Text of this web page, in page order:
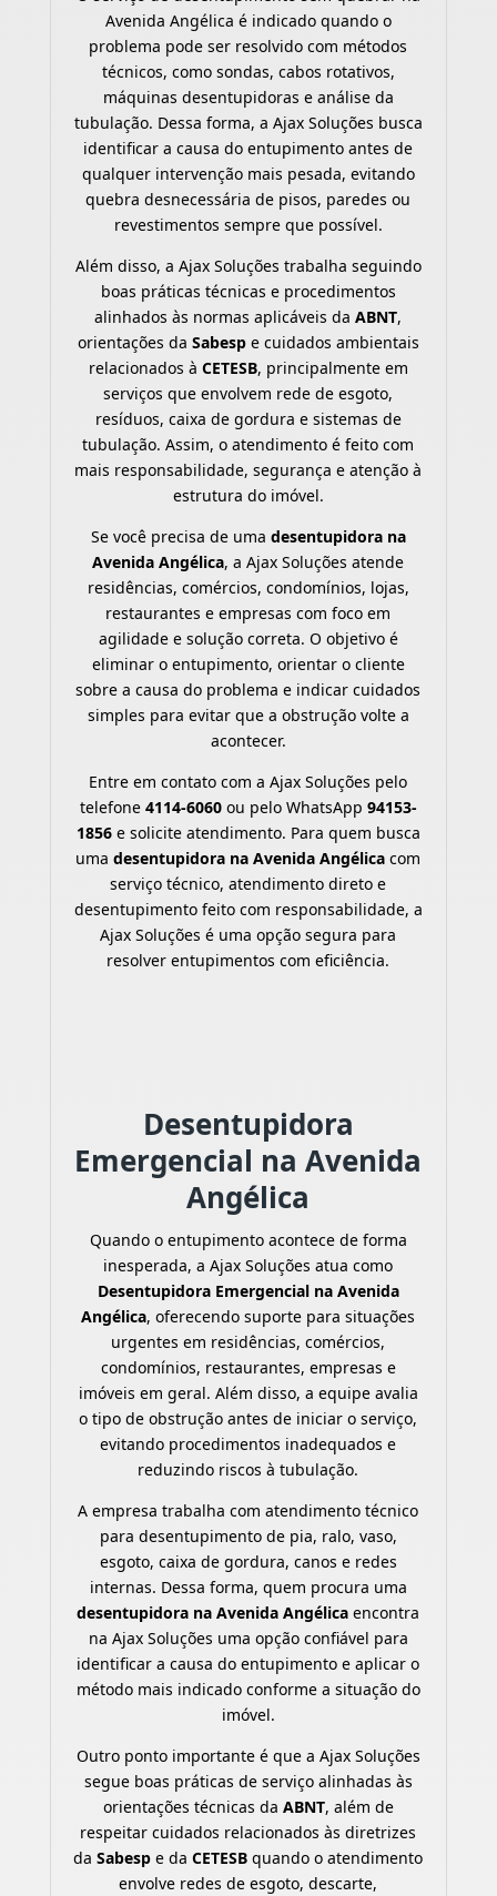
Avenida Angélica é indicado quando o
problema pode ser resolvido com métodos
técnicos, como sondas, cabos rotativos,
máquinas desentupidoras e análise da
tubulação. Dessa forma, a Ajax Soluções busca
identificar a causa do entupimento antes de
qualquer intervenção mais pesada, evitando
quebra desnecessária de pisos, paredes ou
revestimentos sempre que possível.
Além disso, a Ajax Soluções trabalha seguindo
boas práticas técnicas e procedimentos
alinhados às normas aplicáveis daABNT,
orientações da Sabespe cuidados ambientais
relacionados à CETESB, principalmente em
serviços que envolvem rede de esgoto,
resíduos, caixa de gordura e sistemas de
tubulação. Assim, o atendimento é feito com
mais responsabilidade, segurança e atenção à
estrutura do imóvel.
Se você precisa de uma desentupidora na
Avenida Angélica, a Ajax Soluções atende
residências, comércios, condomínios, lojas,
restaurantes e empresas com foco em
agilidade e solução correta. O objetivo é
eliminar o entupimento, orientar o cliente
sobre a causa do problema e indicar cuidados
simples para evitar que a obstrução volte a
acontecer.
Entre em contato com a Ajax Soluções pelo
telefone 4114-6060ou pelo WhatsApp 94153-
1856e solicite atendimento. Para quem busca
umadesentupidora na Avenida Angélica com
serviço técnico, atendimento direto e
desentupimento feito com responsabilidade, a
Ajax Soluções é uma opção segura para
resolver entupimentos com eficiência.
Desentupidora
Emergencial na Avenida
Angélica
Quando o entupimento acontece de forma
inesperada, a Ajax Soluções atua como
Desentupidora Emergencial na Avenida
Angélica, oferecendo suporte para situações
urgentes em residências, comércios,
condomínios, restaurantes, empresas e
imóveis em geral. Além disso, a equipe avalia
o tipo de obstrução antes de iniciar o serviço,
evitando procedimentos inadequados e
reduzindo riscos à tubulação.
A empresa trabalha com atendimento técnico
para desentupimento de pia, ralo, vaso,
esgoto, caixa de gordura, canos e redes
internas. Dessa forma, quem procura uma
desentupidora na Avenida Angélica encontra
na Ajax Soluções uma opção confiável para
identificar a causa do entupimento e aplicar o
método mais indicado conforme a situação do
imóvel.
Outro ponto importante é que a Ajax Soluções
segue boas práticas de serviço alinhadas às
orientações técnicas da ABNT, além de
respeitar cuidados relacionados às diretrizes
daSabesp e daCETESB quando o atendimento
envolve redes de esgoto, descarte,